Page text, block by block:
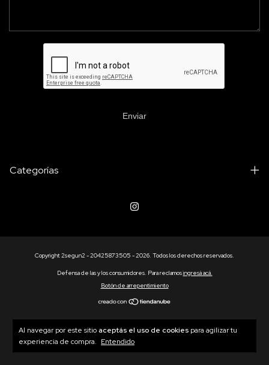
Al navegar por este sitio aceptás el uso de cookies para agilizar tu
experiencia de compra. Entendido
Enviar
Categorías
Copyright 2segun2 - 20425873505 - 2026. Todos los derechos reservados.
Defensa de las y los consumidores. Para reclamosingresá acá.
Botón de arrepentimiento